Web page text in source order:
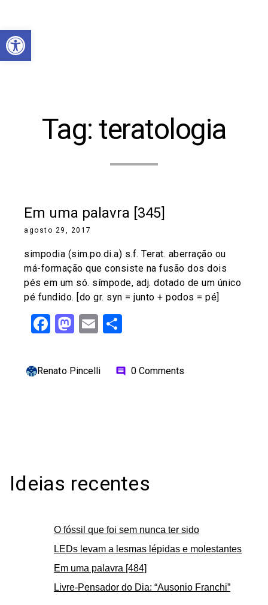
Abrir a barra de ferramentas
Tag: teratologia
Em uma palavra [345]
agosto 29, 2017
simpodia (sim.po.di.a) s.f. Terat. aberração ou
má-formação que consiste na fusão dos dois
pés em um só. símpode, adj. dotado de um único
pé fundido. [do gr. syn = junto + podos = pé]
Facebook
Mastodon
Email
Renato Pincelli comment 0 Comments
Ideias recentes
O fóssil que foi sem nunca ter sido
LEDs levam a lesmas lépidas e molestantes
Em uma palavra [484]
Livre-Pensador do Dia: “Ausonio Franchi”